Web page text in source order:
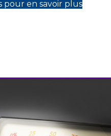
pour en savoir plus